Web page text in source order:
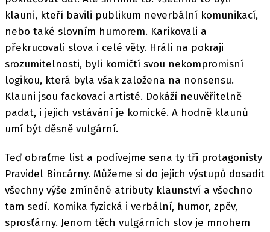
klauni, kteří bavili publikum neverbální komunikací,
nebo také slovním humorem. Karikovali a
překrucovali slova i celé věty. Hráli na pokraji
srozumitelnosti, byli komičtí svou nekompromisní
logikou, která byla však založena na nonsensu.
Klauni jsou fackovací artisté. Dokáží neuvěřitelně
padat, i jejich vstávání je komické. A hodně klaunů
umí být děsně vulgární.
Teď obraťme list a podívejme sena ty tři protagonisty
Pravidel Bincárny. Můžeme si do jejich výstupů dosadit
všechny výše zmíněné atributy klaunství a všechno
tam sedí. Komika fyzická i verbální, humor, zpěv,
sprosťárny. Jenom těch vulgárních slov je mnohem